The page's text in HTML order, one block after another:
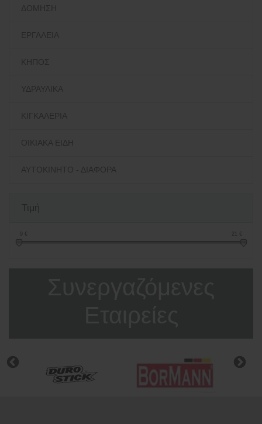
ΔΟΜΗΣΗ
ΕΡΓΑΛΕΙΑ
ΚΗΠΟΣ
ΥΔΡΑΥΛΙΚΑ
ΚΙΓΚΑΛΕΡΙΑ
ΟΙΚΙΑΚΑ ΕΙΔΗ
ΑΥΤΟΚΙΝΗΤΟ - ΔΙΑΦΟΡΑ
Τιμή